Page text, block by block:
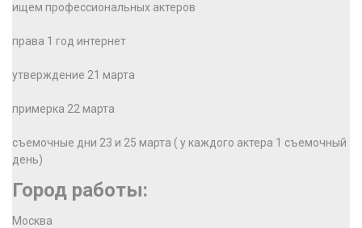
ищем профессиональных актеров
права 1 год интернет
утверждение 21 марта
примерка 22 марта
съемочные дни 23 и 25 марта ( у каждого актера 1 съемочный
день)
Город работы:
Москва